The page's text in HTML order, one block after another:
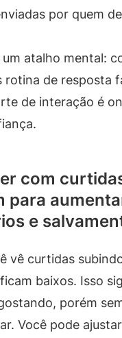
por quem
um atalho mental:
rotina de resposta
de interação é
com
para
e
vê curtidas
baixos. Isso
porém
Você pode